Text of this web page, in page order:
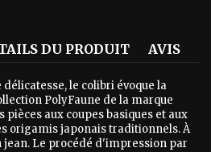
DU PRODUIT AVIS
le colibri évoque la
PolyFaune de la marque
pièces aux coupes basiques et aux
origamis japonais traditionnels. À
jean. Le procédé d'impression par